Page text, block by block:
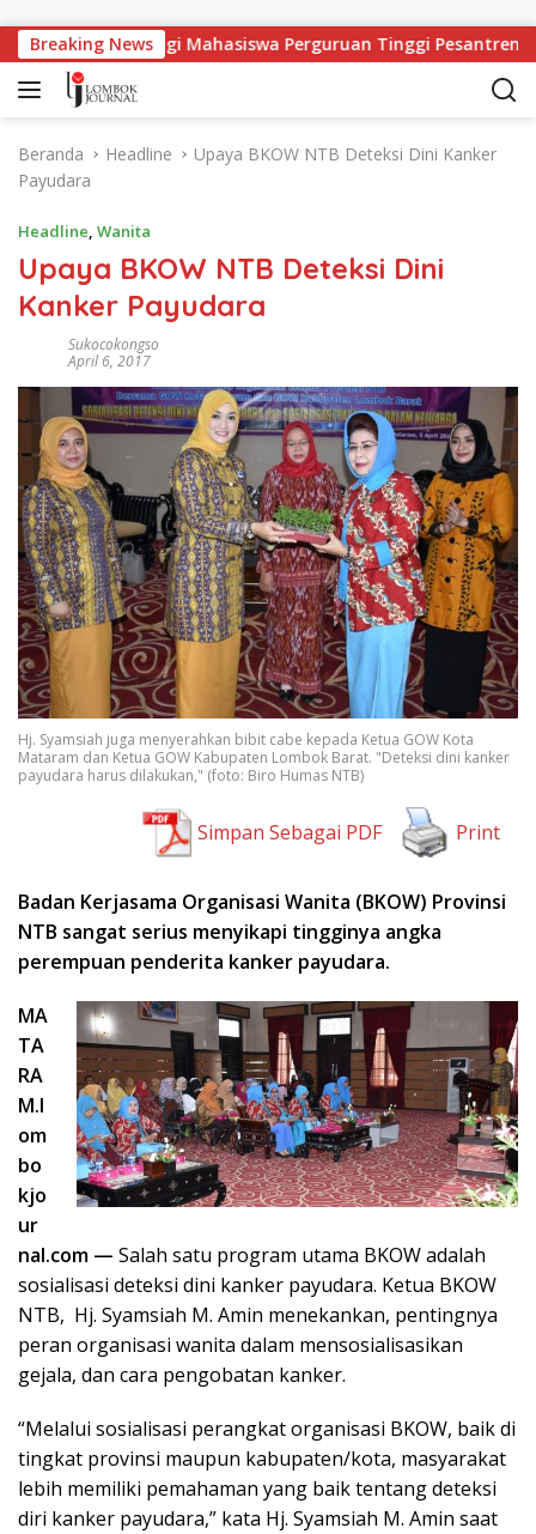
Breaking News
Kerja Bagi Mahasiswa Perguruan Tinggi Pesantren
Beranda Headline
Upaya BKOW NTB Deteksi Dini Kanker
Payudara
Headline, Wanita
Upaya BKOW NTB Deteksi Dini
Kanker Payudara
Sukocokongso
April 6, 2017
Hj. Syamsiah juga menyerahkan bibit cabe kepada Ketua GOW Kota
Mataram dan Ketua GOW Kabupaten Lombok Barat. "Deteksi dini kanker
payudara harus dilakukan," (foto: Biro Humas NTB)
Simpan Sebagai PDF Print
Badan Kerjasama Organisasi Wanita (BKOW) Provinsi
NTB sangat serius menyikapi tingginya angka
perempuan penderita kanker payudara.
MA
TA
RA
M.l
om
bo
kjo
ur
nal.com — Salah satu program utama BKOW adalah
sosialisasi deteksi dini kanker payudara. Ketua BKOW
NTB, Hj. Syamsiah M. Amin menekankan, pentingnya
peran organisasi wanita dalam mensosialisasikan
gejala, dan cara pengobatan kanker.
“Melalui sosialisasi perangkat organisasi BKOW, baik di
tingkat provinsi maupun kabupaten/kota, masyarakat
lebih memiliki pemahaman yang baik tentang deteksi
diri kanker payudara,” kata Hj. Syamsiah M. Amin saat